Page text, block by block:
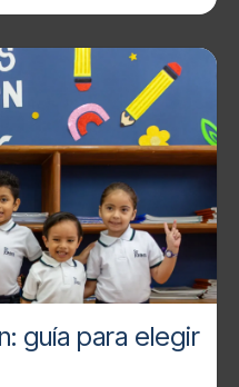
guía para elegir